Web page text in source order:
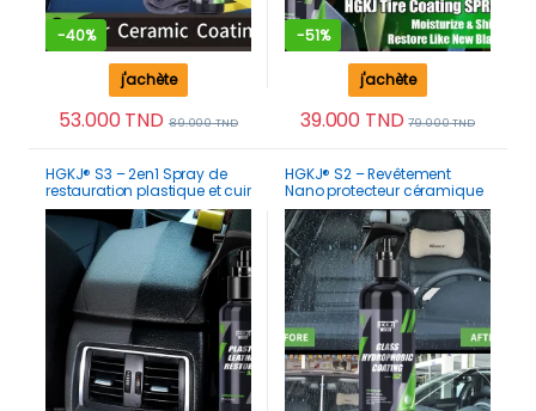
-40%
53.000TND 89.000TND
j'achète
-51%
39.000 TND 79.000TND
j'achète
HGKJ® S3 – 2en1 Spray de
restauration plastique et cuir
pour tableau de bord
intérieur exterieur de voiture
HGKJ® S2 – Revêtement
Nano protecteur céramique
nano-hydrophobe Vision
claire pour Pare-Brise anti-
pluie